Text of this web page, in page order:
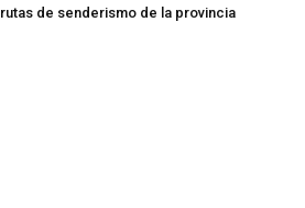
rutas de senderismo de la provincia